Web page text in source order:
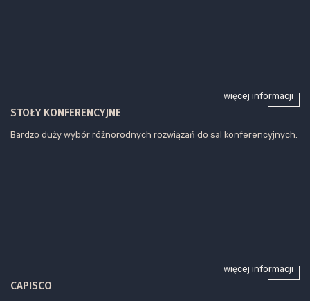
więcej informacji
STOŁY KONFERENCYJNE
Bardzo duży wybór różnorodnych rozwiązań do sal konferencyjnych.
więcej informacji
CAPISCO